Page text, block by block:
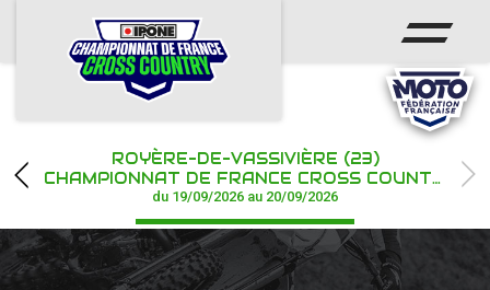
ACCUEIL
ACTUS
CHAMPIONNAT
RÉSULTATS
PHOTOS / WEB TV
ROYÈRE-DE-VASSIVIÈRE (23)
CHAMPIONNAT DE FRANCE CROSS COUNTRY IPONE
du 19/09/2026 au 20/09/2026